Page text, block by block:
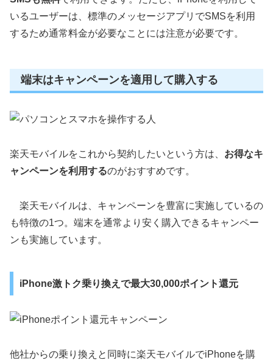
いるユーザーは、標準のメッセージアプリでSMSを利用
するため通常料金が必要なことには注意が必要です。
端末はキャンペーンを適用して購入する
楽天モバイルをこれから契約したいという方は、 お得なキ
ャンペーンを利用するのがおすすめです。
楽天モバイルは、キャンペーンを豊富に実施しているの
も特徴の1つ。端末を通常より安く購入できるキャンペー
ンも実施しています。
iPhone激トク乗り換えで最大30,000ポイント還元
他社からの乗り換えと同時に楽天モバイルでiPhoneを購